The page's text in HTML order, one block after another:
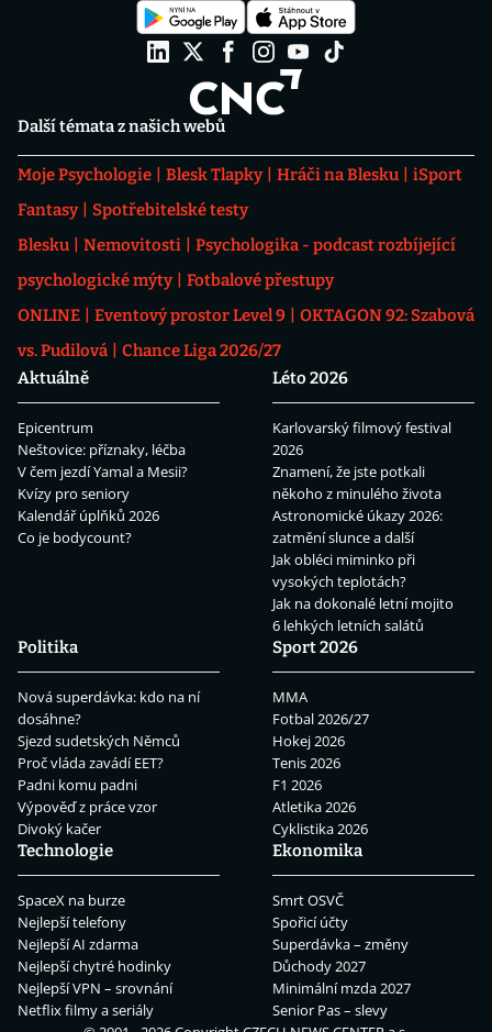
Další témata z našich webů
Moje Psychologie Blesk Tlapky Hráči na Blesku
iSport
Fantasy
Spotřebitelské testy
Blesku
Nemovitosti
Psychologika - podcast rozbíjející
psychologické mýty
Fotbalové přestupy
ONLINE
Eventový prostor Level 9
OKTAGON 92: Szabová
vs. Pudilová
Chance Liga 2026/27
Aktuálně
Epicentrum
Neštovice: příznaky, léčba
V čem jezdí Yamal a Mesii?
Kvízy pro seniory
Kalendář úplňků 2026
Co je bodycount?
Léto 2026
Karlovarský filmový festival
2026
Znamení, že jste potkali
někoho z minulého života
Astronomické úkazy 2026:
zatmění slunce a další
Jak obléci miminko při
vysokých teplotách?
Jak na dokonalé letní mojito
6 lehkých letních salátů
Politika
Nová superdávka: kdo na ní
dosáhne?
Sjezd sudetských Němců
Proč vláda zavádí EET?
Padni komu padni
Výpověď z práce vzor
Divoký kačer
Sport 2026
MMA
Fotbal 2026/27
Hokej 2026
Tenis 2026
F1 2026
Atletika 2026
Cyklistika 2026
Technologie
SpaceX na burze
Nejlepší telefony
Nejlepší AI zdarma
Nejlepší chytré hodinky
Nejlepší VPN – srovnání
Netflix filmy a seriály
Ekonomika
Smrt OSVČ
Spořicí účty
Superdávka – změny
Důchody 2027
Minimální mzda 2027
Senior Pas – slevy